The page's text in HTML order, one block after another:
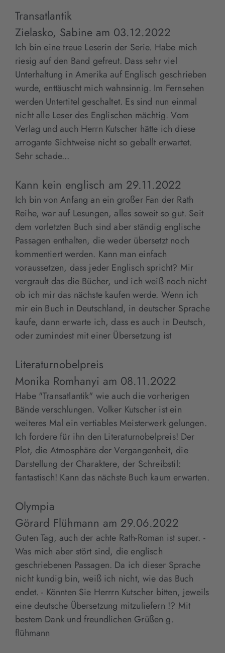
Transatlantik
Zielasko, Sabine am 03.12.2022
Ich bin eine treue Leserin der Serie. Habe mich
riesig auf den Band gefreut. Dass sehr viel
Unterhaltung in Amerika auf Englisch geschrieben
wurde, enttäuscht mich wahnsinnig. Im Fernsehen
werden Untertitel geschaltet. Es sind nun einmal
nicht alle Leser des Englischen mächtig. Vom
Verlag und auch Herrn Kutscher hätte ich diese
arrogante Sichtweise nicht so geballt erwartet.
Sehr schade...
Kann kein englisch am 29.11.2022
Ich bin von Anfang an ein großer Fan der Rath
Reihe, war auf Lesungen, alles soweit so gut. Seit
dem vorletzten Buch sind aber ständig englische
Passagen enthalten, die weder übersetzt noch
kommentiert werden. Kann man einfach
voraussetzen, dass jeder Englisch spricht? Mir
vergrault das die Bücher, und ich weiß noch nicht
ob ich mir das nächste kaufen werde. Wenn ich
mir ein Buch in Deutschland, in deutscher Sprache
kaufe, dann erwarte ich, dass es auch in Deutsch,
oder zumindest mit einer Übersetzung ist
Literaturnobelpreis
Monika Romhanyi am 08.11.2022
Habe "Transatlantik" wie auch die vorherigen
Bände verschlungen. Volker Kutscher ist ein
weiteres Mal ein vertiables Meisterwerk gelungen.
Ich fordere für ihn den Literaturnobelpreis! Der
Plot, die Atmosphäre der Vergangenheit, die
Darstellung der Charaktere, der Schreibstil:
fantastisch! Kann das nächste Buch kaum erwarten.
Olympia
Görard Flühmann am 29.06.2022
Guten Tag, auch der achte Rath-Roman ist super. -
Was mich aber stört sind, die englisch
geschriebenen Passagen. Da ich dieser Sprache
nicht kundig bin, weiß ich nicht, wie das Buch
endet. - Könnten Sie Herrrn Kutscher bitten, jeweils
eine deutsche Übersetzung mitzuliefern !? Mit
bestem Dank und freundlichen Grüßen g.
flühmann